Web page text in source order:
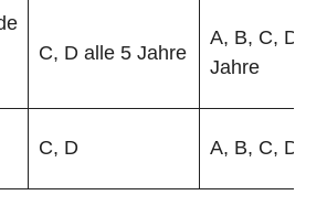
C, D alle 5 Jahre
A, B, C, D
Jahre
C, D A, B, C, D